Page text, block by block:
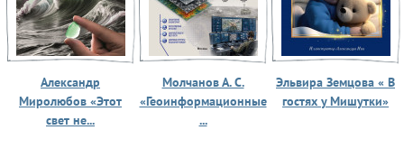
Александр
Миролюбов «Этот
свет не...
Молчанов А. С.
«Геоинформационные
...
Эльвира Земцова « В
гостях у Мишутки»